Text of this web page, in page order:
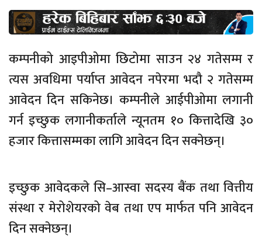
कम्पनीको आइपीओमा छिटोमा साउन २४ गतेसम्म र
त्यस अवधिमा पर्याप्त आवेदन नपेरमा भदौ २ गतेसम्म
आवेदन दिन सकिनेछ। कम्पनीले आईपीओमा लगानी
गर्न इच्छुक लगानीकर्ताले न्यूनतम १० कित्तादेखि ३०
हजार कित्तासम्मका लागि आवेदन दिन सक्नेछन्।
इच्छुक आवेदकले सि–आस्वा सदस्य बैंक तथा वित्तीय
संस्था र मेरोशेयरको वेब तथा एप मार्फत पनि आवेदन
दिन सक्नेछन्।